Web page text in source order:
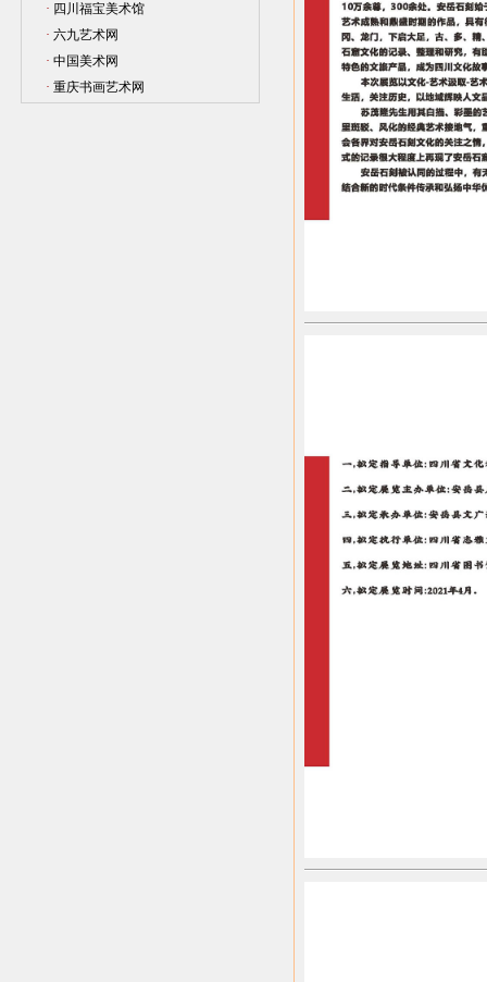
· 四川福宝美术馆
· 六九艺术网
· 中国美术网
· 重庆书画艺术网